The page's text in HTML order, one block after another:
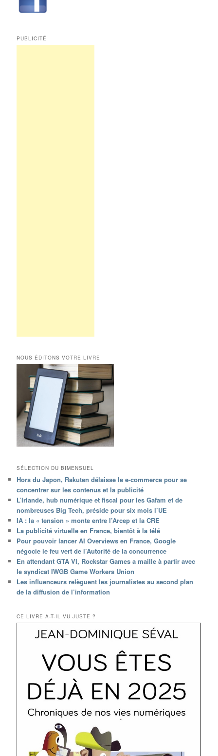
PUBLICITÉ
NOUS ÉDITONS VOTRE LIVRE
SÉLECTION DU BIMENSUEL
Hors du Japon, Rakuten délaisse le e-commerce pour se
concentrer sur les contenus et la publicité
L’Irlande, hub numérique et fiscal pour les Gafam et de
nombreuses Big Tech, préside pour six mois l’UE
IA : la « tension » monte entre l’Arcep et la CRE
La publicité virtuelle en France, bientôt à la télé
Pour pouvoir lancer AI Overviews en France, Google
négocie le feu vert de l’Autorité de la concurrence
En attendant GTA VI, Rockstar Games a maille à partir avec
le syndicat IWGB Game Workers Union
Les influenceurs relèguent les journalistes au second plan
de la diffusion de l’information
CE LIVRE A-T-IL VU JUSTE ?